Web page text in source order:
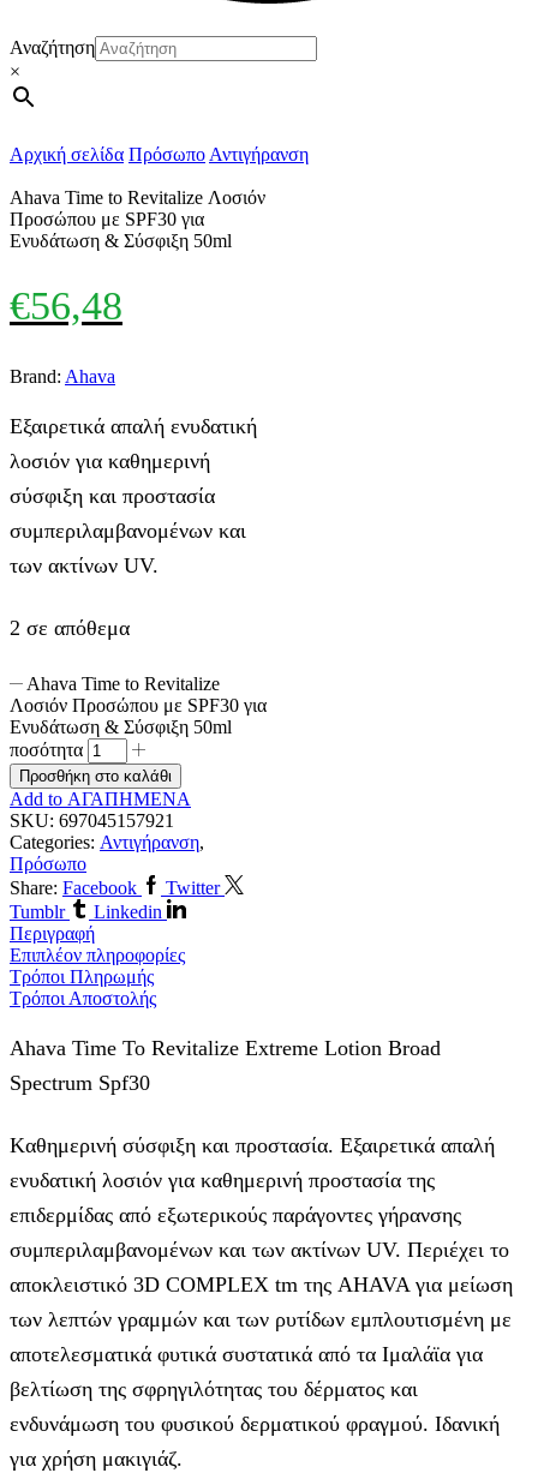
Αναζήτηση
×
Αρχική σελίδα Πρόσωπο Αντιγήρανση
Ahava Time to Revitalize Λοσιόν
Προσώπου με SPF30 για
Ενυδάτωση & Σύσφιξη 50ml
€56,48
Brand: Ahava
Εξαιρετικά απαλή ενυδατική
λοσιόν για καθημερινή
σύσφιξη και προστασία
συμπεριλαμβανομένων και
των ακτίνων UV.
2 σε απόθεμα
Ahava Time to Revitalize
Λοσιόν Προσώπου με SPF30 για
Ενυδάτωση & Σύσφιξη 50ml
ποσότητα
Προσθήκη στο καλάθι
Add to ΑΓΑΠΗΜΕΝΑ
SKU: 697045157921
Categories: Αντιγήρανση,
Πρόσωπο
Share: Facebook
Twitter
Tumblr
Linkedin
Περιγραφή
Επιπλέον πληροφορίες
Τρόποι Πληρωμής
Τρόποι Αποστολής
Ahava Time To Revitalize Extreme Lotion Broad
Spectrum Spf30
Kαθημερινή σύσφιξη και προστασία. Εξαιρετικά απαλή
ενυδατική λοσιόν για καθημερινή προστασία της
επιδερμίδας από εξωτερικούς παράγοντες γήρανσης
συμπεριλαμβανομένων και των ακτίνων UV. Περιέχει το
αποκλειστικό 3D COMPLEX tm της AHAVA για μείωση
των λεπτών γραμμών και των ρυτίδων εμπλουτισμένη με
αποτελεσματικά φυτικά συστατικά από τα Ιμαλάϊα για
βελτίωση της σφρηγιλότητας του δέρματος και
ενδυνάμωση του φυσικού δερματικού φραγμού. Ιδανική
για χρήση μακιγιάζ.